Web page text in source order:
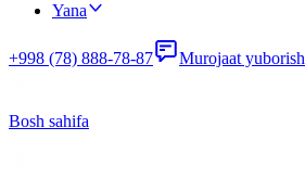
Yana
+998 (78) 888-78-87 Murojaat yuborish
Bosh sahifa